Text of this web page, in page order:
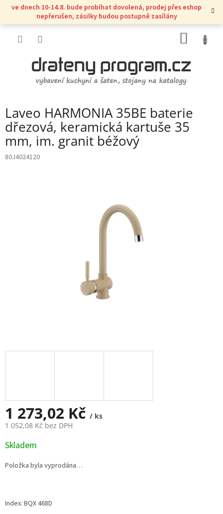
Přejít
obsah
ve dnech 10-14.8. bude probíhat dovolená, prodej přes eshop
nepřerušen, zásilky budou postupně zasílány
KOŠÍK
Laveo HARMONIA 35BE baterie
dřezová, keramická kartuše 35
mm, im. granit béžový
80J4024120
1 273,02 Kč / ks
1 052,08 Kč bez DPH
Měrná
cena:
Skladem
Položka byla vyprodána…
Index: BQX 468D